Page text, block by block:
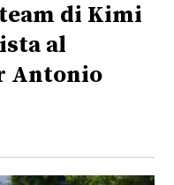
di Kimi
al
Antonio